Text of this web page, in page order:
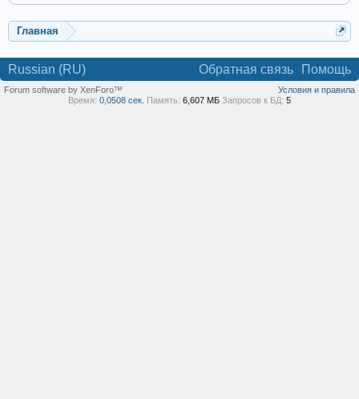
Главная
Russian (RU) Обратная связь Помощь
Условия и правила
Forum software by XenForo™
Время: 0,0508 сек. Память: 6,607 МБ Запросов к БД: 5